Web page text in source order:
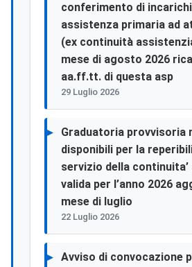
conferimento di
assistenza primaria ad
(ex continuità
mese di agosto 2026
aa.ff.tt. di questa asp
29 Luglio 2026
Graduatoria provvisoria
disponibili per la
servizio della
valida per l’anno 2026
mese di luglio
22 Luglio 2026
Avviso di convocazione